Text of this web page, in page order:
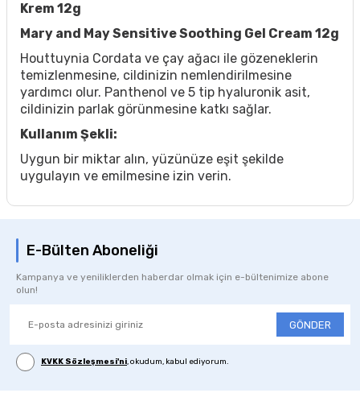
Krem 12g
Mary and May Sensitive Soothing Gel Cream 12g
Houttuynia Cordata ve çay ağacı ile gözeneklerin
temizlenmesine, cildinizin nemlendirilmesine
yardımcı olur. Panthenol ve 5 tip hyaluronik asit,
cildinizin parlak görünmesine katkı sağlar.
Kullanım Şekli:
Uygun bir miktar alın, yüzünüze eşit şekilde
uygulayın ve emilmesine izin verin.
E-Bülten Aboneliği
Kampanya ve yeniliklerden haberdar olmak için e-bültenimize abone
olun!
GÖNDER
KVKK Sözleşmesi'ni, okudum, kabul ediyorum.